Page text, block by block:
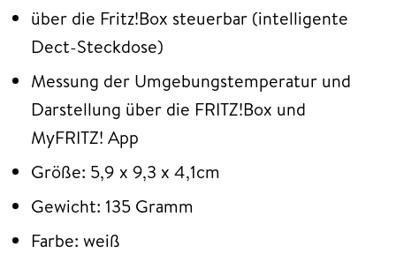
über die Fritz!Box steuerbar (intelligente
Dect-Steckdose)
Messung der Umgebungstemperatur und
Darstellung über die FRITZ!Box und
MyFRITZ! App
Größe: 5,9 x 9,3 x 4,1cm
Gewicht: 135 Gramm
Farbe: weiß